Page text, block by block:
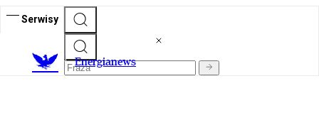
Serwisy
Energianews